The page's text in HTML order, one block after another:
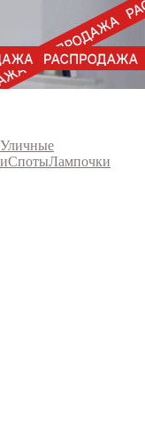
Уличные
СпотыЛампочки